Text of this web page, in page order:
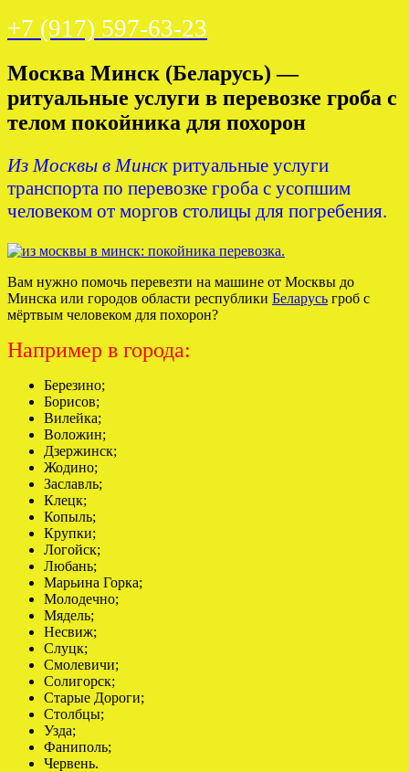
+7 (917) 597-63-23
Москва Минск (Беларусь) —
ритуальные услуги в перевозке гроба с
телом покойника для похорон
Из Москвы в Минск ритуальные услуги
транспорта по перевозке гроба с усопшим
человеком от моргов столицы для погребения.
Вам нужно помочь перевезти на машине от Москвы до
Минска или городов области республики Беларусь гроб с
мёртвым человеком для похорон?
Например в города:
Березино;
Борисов;
Вилейка;
Воложин;
Дзержинск;
Жодино;
Заславль;
Клецк;
Копыль;
Крупки;
Логойск;
Любань;
Марьина Горка;
Молодечно;
Мядель;
Несвиж;
Слуцк;
Смолевичи;
Солигорск;
Старые Дороги;
Столбцы;
Узда;
Фаниполь;
Червень.